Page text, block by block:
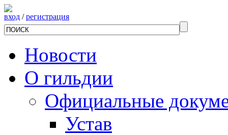
вход /регистрация
Новости
О гильдии
Официальные
Устав